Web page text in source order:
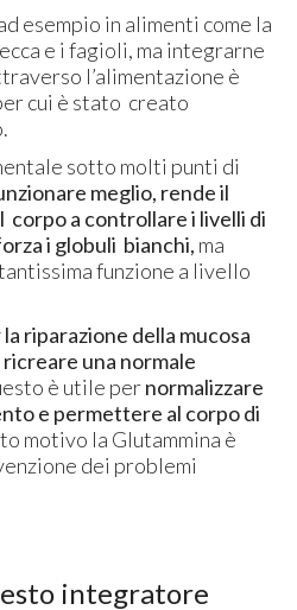
esempio in alimenti come la
e i fagioli, ma integrarne
l’alimentazione è
cui è stato creato
sotto molti punti di
meglio, rende il
corpo a controllare i livelli di
i globuli bianchi, ma
funzione a livello
la riparazione della mucosa
ricreare una normale
è utile pernormalizzare
e permettere al corpo di
motivo la Glutammina è
dei problemi
integratore